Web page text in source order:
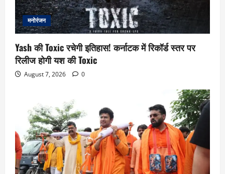
मनोरंजन
Yash की Toxic रचेगी इतिहास! कर्नाटक में रिकॉर्ड स्तर पर
रिलीज होगी यश की Toxic
August 7, 2026 0